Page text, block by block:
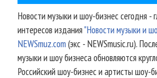
Новости музыки и шоу-бизнес сегодня -
интересов издания"Новости музыки и
NEWSmuz.com(экс - NEWSmusic.ru).
музыки и шоу бизнеса обновляются
Российский шоу-бизнес и артисты шоу-